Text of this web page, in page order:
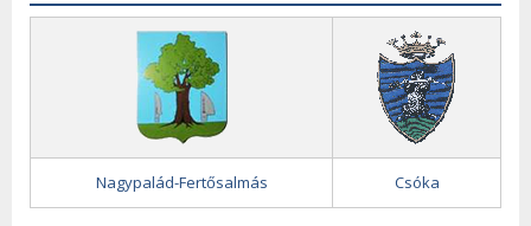
Nagypalád-Fertősalmás Csóka